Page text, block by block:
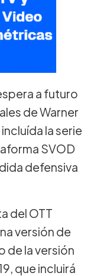
a futuro
de Warner
la serie
SVOD
defensiva
del OTT
versión de
de la versión
que incluirá